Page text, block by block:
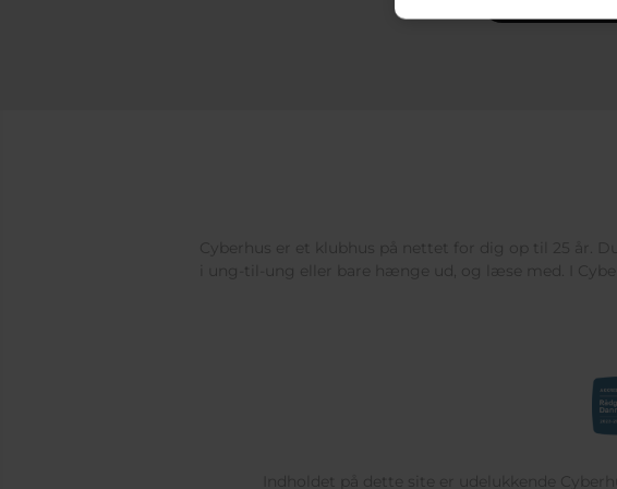
Cyberhus er et klubhus på nettet for dig op til 25 år.
i ung-til-ung eller bare hænge ud, og læse med. I
Indholdet på dette site er udelukkende